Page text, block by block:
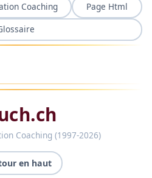
Coaching
Page Html
Coaching (1997-2026)
en haut